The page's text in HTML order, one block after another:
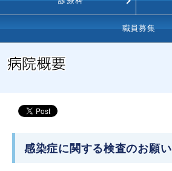
職員募集
感染症に関する検査のお願い